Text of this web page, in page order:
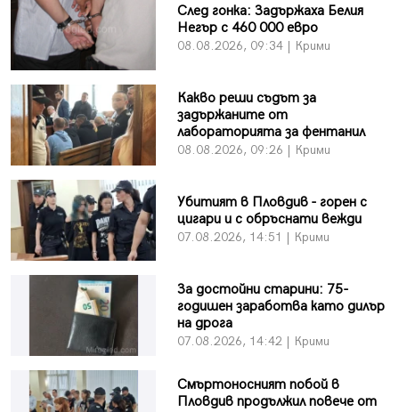
След гонка: Задържаха Белия
Негър с 460 000 евро
08.08.2026, 09:34 | Крими
Какво реши съдът за
задържаните от
лабораторията за фентанил
08.08.2026, 09:26 | Крими
Убитият в Пловдив - горен с
цигари и с обръснати вежди
07.08.2026, 14:51 | Крими
За достойни старини: 75-
годишен заработва като дилър
на дрога
07.08.2026, 14:42 | Крими
Смъртоносният побой в
Пловдив продължил повече от